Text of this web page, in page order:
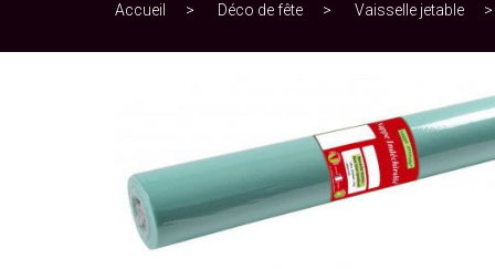
Accueil Déco de fête Vaisselle jetable